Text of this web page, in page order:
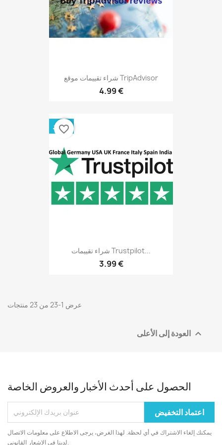
شراء تقييمات موقع TripAdvisor
4.99 €
شراء تقييمات Trustpilot...
3.99 €
جديد
favorite_border
عرض 1-23 من 23 منتجات

الحصول على أحدث الأخبار والعروض الخاصة
يمكنك إلغاء الاشتراك في أي لحظة. لهذا الغرض، يرجى الاطلاع على معلومات الاتصال
لدينا في الإشعار القانوني.